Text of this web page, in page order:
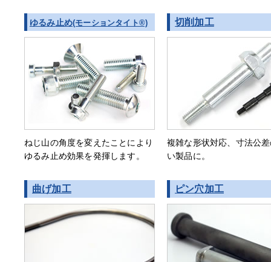
ゆるみ止め(モーションタイト®)
ねじ山の角度を変えたことにより
ゆるみ止め効果を発揮します。
切削加工
複雑な形状対応、寸法公
い製品に。
曲げ加工 ピン穴加工